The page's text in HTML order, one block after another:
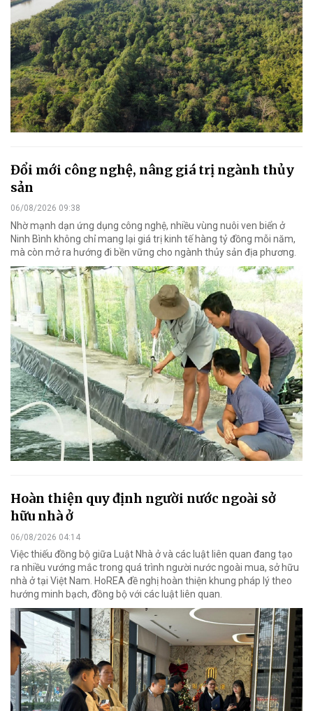
Đổi mới công nghệ, nâng giá trị ngành thủy
sản
06/08/2026 09:38
Nhờ mạnh dạn ứng dụng công nghệ, nhiều vùng nuôi ven biển ở
Ninh Bình không chỉ mang lại giá trị kinh tế hàng tỷ đồng mỗi năm,
mà còn mở ra hướng đi bền vững cho ngành thủy sản địa phương.
Hoàn thiện quy định người nước ngoài sở
hữu nhà ở
06/08/2026 04:14
Việc thiếu đồng bộ giữa Luật Nhà ở và các luật liên quan đang tạo
ra nhiều vướng mắc trong quá trình người nước ngoài mua, sở hữu
nhà ở tại Việt Nam. HoREA đề nghị hoàn thiện khung pháp lý theo
hướng minh bạch, đồng bộ với các luật liên quan.